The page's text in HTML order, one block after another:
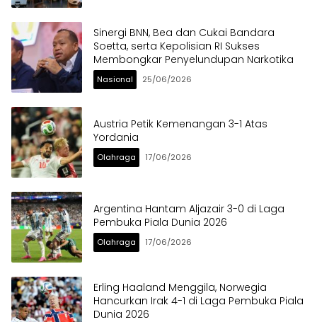
Sinergi BNN, Bea dan Cukai Bandara
Soetta, serta Kepolisian RI Sukses
Membongkar Penyelundupan Narkotika
Nasional 25/06/2026
Austria Petik Kemenangan 3-1 Atas
Yordania
Olahraga 17/06/2026
Argentina Hantam Aljazair 3-0 di Laga
Pembuka Piala Dunia 2026
Olahraga 17/06/2026
Erling Haaland Menggila, Norwegia
Hancurkan Irak 4-1 di Laga Pembuka Piala
Dunia 2026